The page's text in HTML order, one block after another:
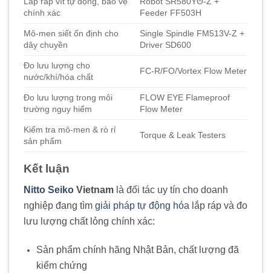
chính xác
Feeder FF503H
Mô-men siết ổn định cho
dây chuyền
Single Spindle FM513V-Z +
Driver SD600
Đo lưu lượng cho
nước/khí/hóa chất
FC‑R/FO/Vortex Flow Meter
Đo lưu lượng trong môi
trường nguy hiểm
FLOW EYE Flameproof
Flow Meter
Kiểm tra mô-men & rò rỉ
sản phẩm
Torque & Leak Testers
Kết luận
Nitto Seiko Vietnam là đối tác uy tín cho doanh
nghiệp đang tìm giải pháp tự động hóa lắp ráp và đo
lưu lượng chất lỏng chính xác:
Sản phẩm chính hãng Nhật Bản, chất lượng đã
kiểm chứng